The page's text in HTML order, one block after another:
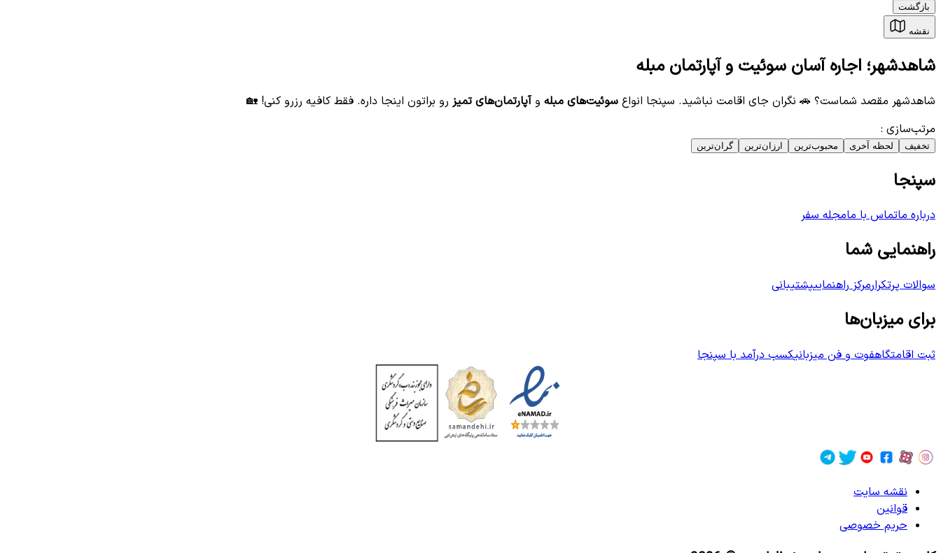
بازگشت
نقشه
شاهدشهر؛ اجاره آسان سوئیت و آپارتمان مبله
شاهدشهر مقصد شماست؟ 🚗 نگران جای اقامت نباشید. سپنجا انواع سوئیت‌های مبله وآپارتمان‌های تمیز رو براتون اینجا داره. فقط کافیه رزرو کنی! 🏡
مرتب‌سازی :
تخفیف لحظه آخری محبوب‌ترین ارزان‌ترین گران‌ترین
سپنجا
درباره ماتماس با مامجله سفر
راهنمایی شما
سوالات پرتکرارمرکز راهنماییپشتیبانی
برای میزبان‌ها
ثبت اقامتگاهفوت و فن میزبانیکسب درآمد با سپنجا
نقشه سایت
قوانین
حریم خصوصی